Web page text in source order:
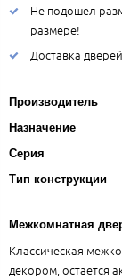
Не подошел
размере!
Доставка
Производитель
Назначение
Серия
Тип конструкции
Межкомнатная
Классическая
декором, остается